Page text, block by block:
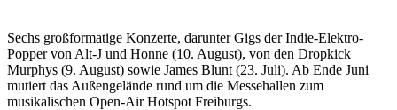
Sechs großformatige Konzerte, darunter Gigs der Indie-Elektro-
Popper von Alt-J und Honne (10. August), von den Dropkick
Murphys (9. August) sowie James Blunt (23. Juli). Ab Ende Juni
mutiert das Außengelände rund um die Messehallen zum
musikalischen Open-Air Hotspot Freiburgs.